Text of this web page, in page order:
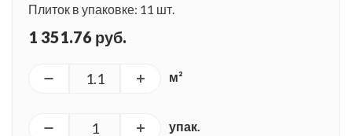
Плиток в упаковке: 11 шт.
1 351.76 руб.
м²
упак.